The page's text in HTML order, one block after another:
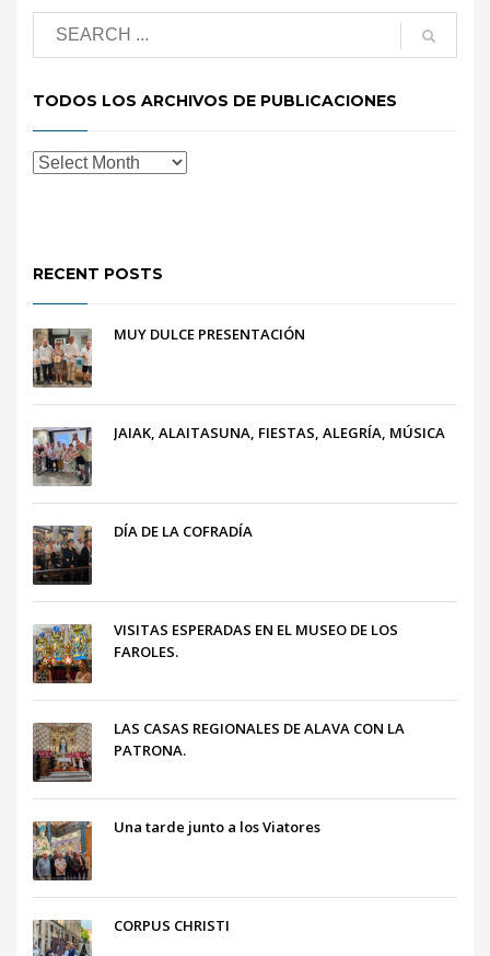
TODOS LOS ARCHIVOS DE PUBLICACIONES
RECENT POSTS
MUY DULCE PRESENTACIÓN
JAIAK, ALAITASUNA, FIESTAS, ALEGRÍA, MÚSICA
DÍA DE LA COFRADÍA
VISITAS ESPERADAS EN EL MUSEO DE LOS
FAROLES.
LAS CASAS REGIONALES DE ALAVA CON LA
PATRONA.
Una tarde junto a los Viatores
CORPUS CHRISTI